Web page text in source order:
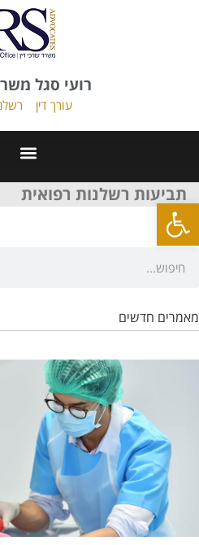
פתח סרגל נגישות
רועי סגל
עורך דין
תביעות רשלנות רפואית
מאמרים חדשים